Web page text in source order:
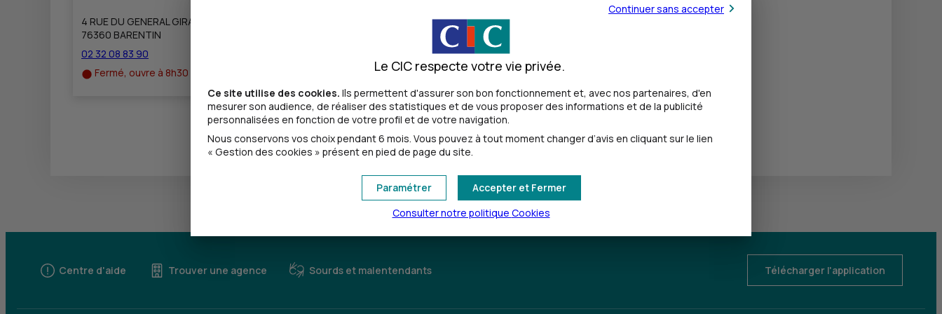
4 RUE DU GENERAL GIRAUD
76360 BARENTIN
02 32 08 83 90
Fermé, ouvre à 8h30
Toutes les localités
Centre d'aide Trouver une agence Sourds et malentendants Télécharger l'application
Continuer sans accepter
Le CIC respecte votre vie privée.
Ce site utilise des cookies. Ils permettent d'assurer son bon fonctionnement et, avec nos partenaires, d'en
mesurer son audience, de réaliser des statistiques et de vous proposer des informations et de la publicité
personnalisées en fonction de votre profil et de votre navigation.
Nous conservons vos choix pendant 6 mois. Vous pouvez à tout moment changer d’avis en cliquant sur le lien
« Gestion des cookies » présent en pied de page du site.
Accepter et Fermer
Paramétrer
Consulter notre politique Cookies